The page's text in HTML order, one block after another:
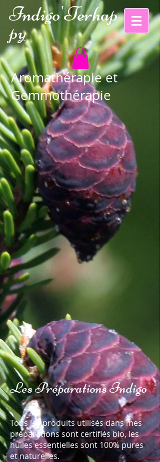
Indigo'Terhap
py
Aromathérapie et
Gemmothérapie
Les Préparations Indigo
Tous les produits utilisés dans mes
préparations sont certifiés bio, les
huiles essentielles sont 100% pures
et naturelles.